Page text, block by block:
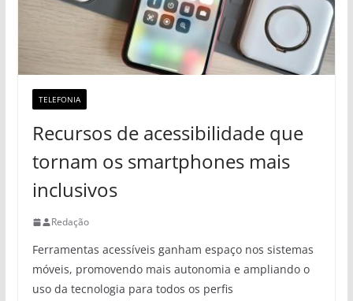
TELEFONIA
Recursos de acessibilidade que
tornam os smartphones mais
inclusivos
Redação
Ferramentas acessíveis ganham espaço nos sistemas
móveis, promovendo mais autonomia e ampliando o
uso da tecnologia para todos os perfis